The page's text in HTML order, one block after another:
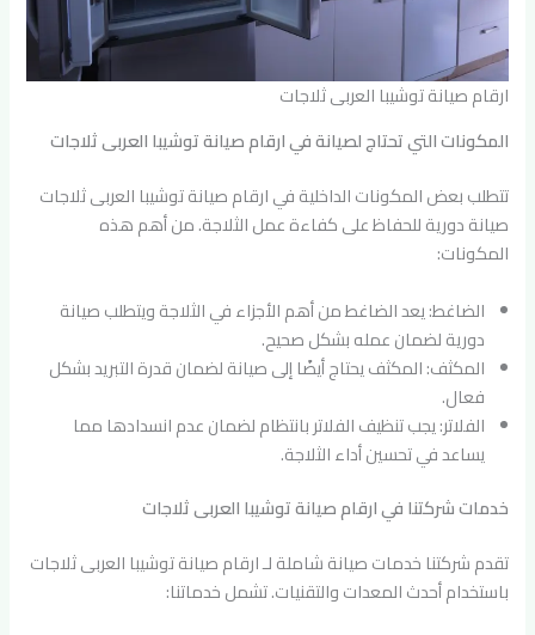
ارقام صيانة توشيبا العربى ثلاجات
المكونات التي تحتاج لصيانة في ارقام صيانة توشيبا العربى ثلاجات
تتطلب بعض المكونات الداخلية في ارقام صيانة توشيبا العربى ثلاجات
صيانة دورية للحفاظ على كفاءة عمل الثلاجة. من أهم هذه
المكونات:
الضاغط: يعد الضاغط من أهم الأجزاء في الثلاجة ويتطلب صيانة
دورية لضمان عمله بشكل صحيح.
المكثف: المكثف يحتاج أيضًا إلى صيانة لضمان قدرة التبريد بشكل
فعال.
الفلاتر: يجب تنظيف الفلاتر بانتظام لضمان عدم انسدادها مما
يساعد في تحسين أداء الثلاجة.
خدمات شركتنا في ارقام صيانة توشيبا العربى ثلاجات
تقدم شركتنا خدمات صيانة شاملة لـ ارقام صيانة توشيبا العربى ثلاجات
باستخدام أحدث المعدات والتقنيات. تشمل خدماتنا: